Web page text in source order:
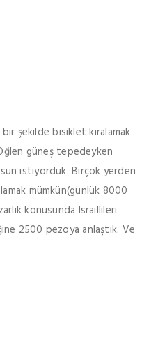
bir şekilde bisiklet kiralamak
güneş tepedeyken
istiyorduk. Birçok yerden
mümkün(günlük 8000
konusunda Israillileri
2500 pezoya anlaştık. Ve